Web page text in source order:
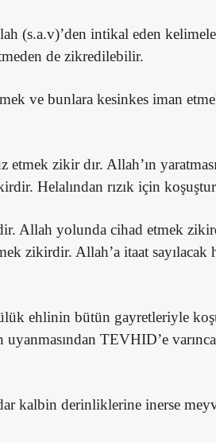
(s.a.v)’den intikal eden
de zikredilebilir.
ve bunlara kesinkes iman
zikir dır. Allah’ın
Helalından rızık için
Allah yolunda cihad etmek
zikirdir. Allah’a itaat sayılacak
ehlinin bütün gayretleriyle
TEVHID’e
kalbin derinliklerine inerse